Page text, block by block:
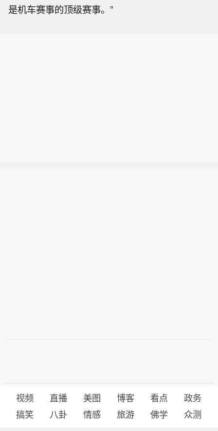
是机车赛事的顶级赛事。”
视频 直播 美图 博客 看点
政务
搞笑
八卦 情感 旅游 佛学 众测